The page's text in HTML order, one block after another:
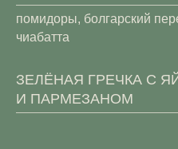
помидоры, болгарский
чиабатта
ЗЕЛЁНАЯ ГРЕЧКА С
И ПАРМЕЗАНОМ